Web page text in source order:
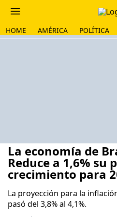
HOME AMÉRICA POLÍTICA
La economía de
Reduce a 1,6% su
crecimiento para
La proyección para la
pasó del 3,8% al 4,1%.